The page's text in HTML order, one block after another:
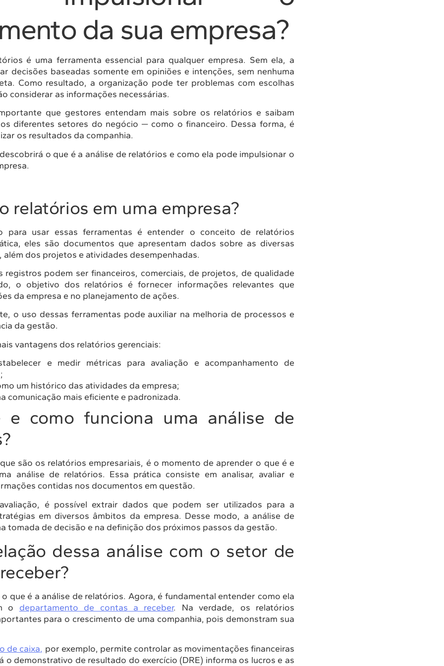
da sua empresa?
é uma ferramenta essencial para qualquer empresa. Sem ela, a
decisões baseadas somente em opiniões e intenções, sem nenhuma
Como resultado, a organização pode ter problemas com escolhas
considerar as informações necessárias.
que gestores entendam mais sobre os relatórios e saibam
diferentes setores do negócio — como o financeiro. Dessa forma, é
os resultados da companhia.
o que é a análise de relatórios e como ela pode impulsionar o
relatórios em uma empresa?
para usar essas ferramentas é entender o conceito de relatórios
eles são documentos que apresentam dados sobre as diversas
além dos projetos e atividades desempenhadas.
registros podem ser financeiros, comerciais, de projetos, de qualidade
o objetivo dos relatórios é fornecer informações relevantes que
da empresa e no planejamento de ações.
o uso dessas ferramentas pode auxiliar na melhoria de processos e
da gestão.
vantagens dos relatórios gerenciais:
e medir métricas para avaliação e acompanhamento de
um histórico das atividades da empresa;
comunicação mais eficiente e padronizada.
como funciona uma análise de
são os relatórios empresariais, é o momento de aprender o que é e
análise de relatórios. Essa prática consiste em analisar, avaliar e
contidas nos documentos em questão.
é possível extrair dados que podem ser utilizados para a
em diversos âmbitos da empresa. Desse modo, a análise de
tomada de decisão e na definição dos próximos passos da gestão.
dessa análise com o setor de
que é a análise de relatórios. Agora, é fundamental entender como ela
o departamento de contas a receber. Na verdade, os relatórios
para o crescimento de uma companhia, pois demonstram sua
de caixa, por exemplo, permite controlar as movimentações financeiras
o demonstrativo de resultado do exercício (DRE) informa os lucros e as